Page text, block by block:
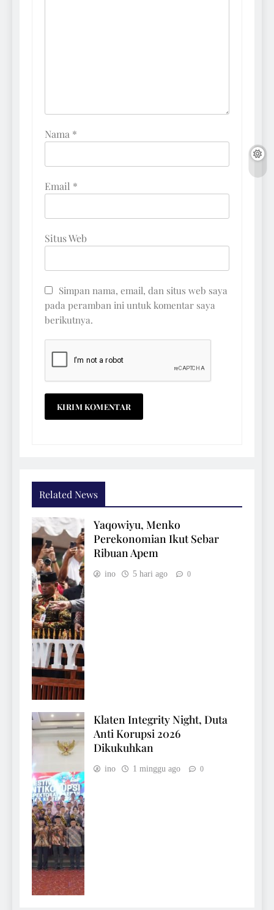
Nama *
Email *
Situs Web
Simpan nama, email, dan situs web saya
pada peramban ini untuk komentar saya
berikutnya.
Related News
Yaqowiyu, Menko
Perekonomian Ikut Sebar
Ribuan Apem
ino 5 hari ago 0
Klaten Integrity Night, Duta
Anti Korupsi 2026
Dikukuhkan
ino 1 minggu ago 0